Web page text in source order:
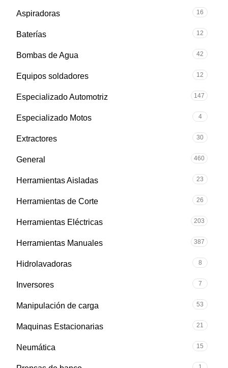
Aspiradoras 16
Baterías 12
Bombas de Agua 42
Equipos soldadores 12
Especializado Automotriz 147
Especializado Motos 4
Extractores 30
General 460
Herramientas Aisladas 23
Herramientas de Corte 26
Herramientas Eléctricas 203
Herramientas Manuales 387
Hidrolavadoras 8
Inversores 7
Manipulación de carga 53
Maquinas Estacionarias 21
Neumática 15